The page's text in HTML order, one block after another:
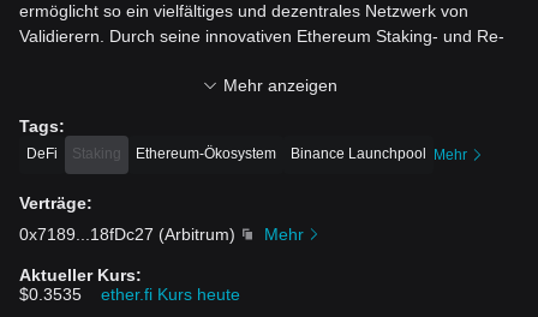
ermöglicht so ein vielfältiges und dezentrales Netzwerk von
Validierern. Durch seine innovativen Ethereum Staking- und Re-
sondern trägt auch zur allgemeinen Sicherheit und Effizienz der
Ressourcen
Offizielle Dokumente:
Wie funktioniert Etherfi?
Etherfi arbeitet mit einem einfachen, aber effektiven
Mehr anzeigen
Tags:
DeFi Staking Ethereum-Ökosystem Binance Launchpool Mehr
Verträge:
0x7189
18fDc27 (Arbitrum) Mehr
Aktueller Kurs:
$0.3535
ether.fi Kurs heute